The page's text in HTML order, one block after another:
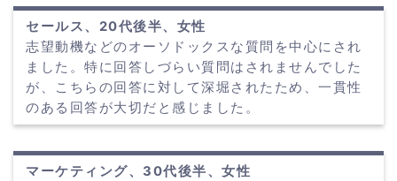
セールス、20代後半、女性
志望動機などのオーソドックスな質問を中心にされ
ました。特に回答しづらい質問はされませんでした
が、こちらの回答に対して深堀されたため、一貫性
のある回答が大切だと感じました。
マーケティング、30代後半、女性